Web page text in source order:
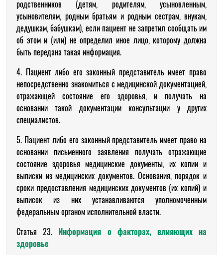
родственников (детям, родителям, усыновленным,
усыновителям, родным братьям и родным сестрам, внукам,
дедушкам, бабушкам), если пациент не запретил сообщать им
об этом и (или) не определил иное лицо, которому должна
быть передана такая информация.
4. Пациент либо его законный представитель имеет право
непосредственно знакомиться с медицинской документацией,
отражающей состояние его здоровья, и получать на
основании такой документации консультации у других
специалистов.
5. Пациент либо его законный представитель имеет право на
основании письменного заявления получать отражающие
состояние здоровья медицинские документы, их копии и
выписки из медицинских документов. Основания, порядок и
сроки предоставления медицинских документов (их копий) и
выписок из них устанавливаются уполномоченным
федеральным органом исполнительной власти.
Статья 23. Информация о факторах, влияющих на
здоровье